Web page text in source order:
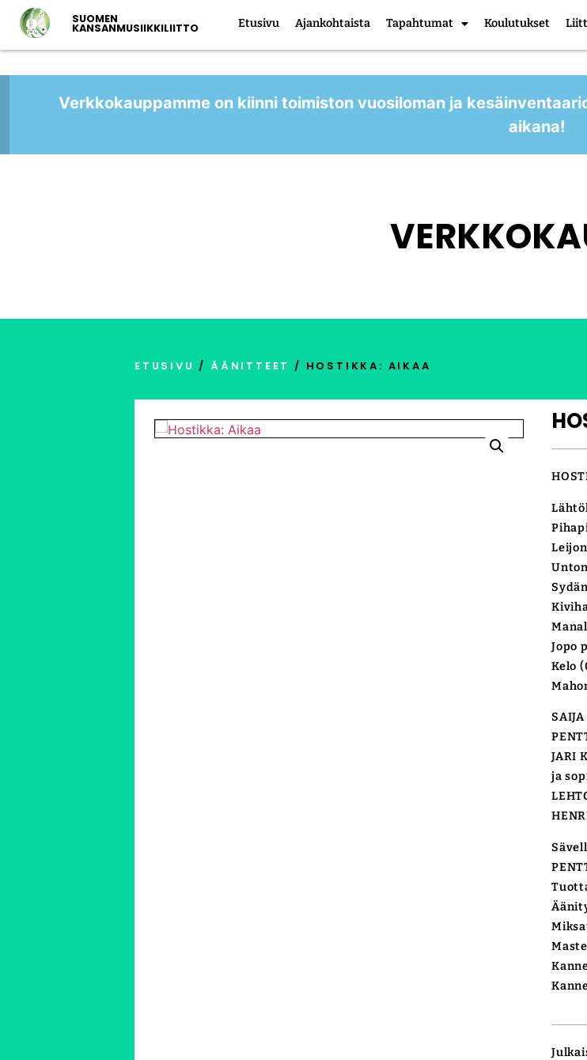
SUOMEN
KANSANMUSIIKKILIITTO Etusivu Ajankohtaista Tapahtumat Koulutukset
Verkkokauppamme on kiinni toimiston vuosiloman ja
aikana!
ETUSIVU / ÄÄNITTEET / HOSTIKKA: AIKAA
Jopo
Kelo
JARI
ja